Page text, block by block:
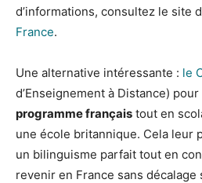
d’informations, consultez le site
France.
Une alternative intéressante : le
d’Enseignement à Distance) pour
programme français tout en
une école britannique. Cela leur
un bilinguisme parfait tout en
revenir en France sans décalage